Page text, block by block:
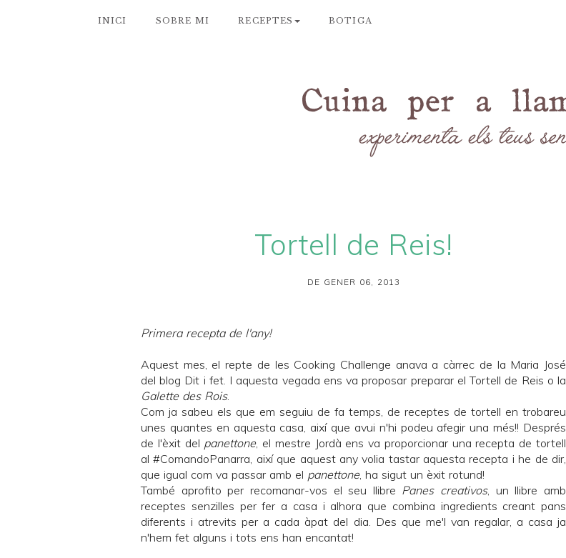
INICI SOBRE MI RECEPTES BOTIGA
Tortell de Reis!
DE GENER 06, 2013
Primera recepta de l'any!
Aquest mes, el repte de les Cooking Challenge anava a càrrec de la Maria José
del blog Dit i fet. I aquesta vegada ens va proposar preparar el Tortell de Reis o la
Galette des Rois.
Com ja sabeu els que em seguiu de fa temps, de receptes de tortell en trobareu
unes quantes en aquesta casa, així que avui n'hi podeu afegir una més!! Després
de l'èxit del panettone, el mestre Jordà ens va proporcionar una recepta de tortell
al #ComandoPanarra, així que aquest any volia tastar aquesta recepta i he de dir,
que igual com va passar amb el panettone, ha sigut un èxit rotund!
També aprofito per recomanar-vos el seu llibre Panes creativos, un llibre amb
receptes senzilles per fer a casa i alhora que combina ingredients creant pans
diferents i atrevits per a cada àpat del dia. Des que me'l van regalar, a casa ja
n'hem fet alguns i tots ens han encantat!